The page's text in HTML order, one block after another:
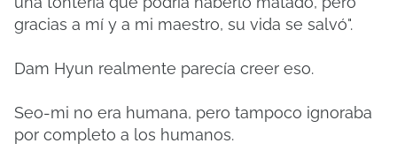
gracias a mí y a mi maestro, su vida se salvó".
Dam Hyun realmente parecía creer eso.
Seo-mi no era humana, pero tampoco ignoraba
por completo a los humanos.